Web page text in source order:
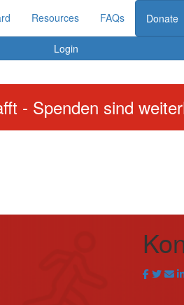
Resources FAQs Donate
Login
- Spenden sind